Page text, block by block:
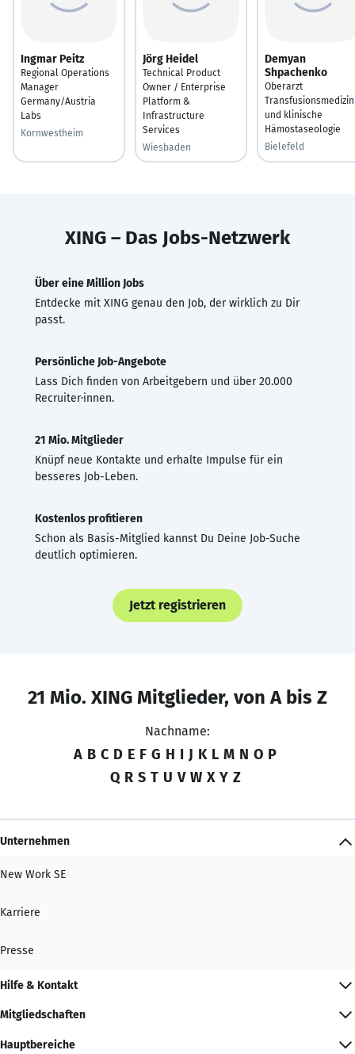
Ingmar Peitz
Regional Operations
Manager
Germany/Austria
Labs
Kornwestheim
Jörg Heidel
Technical Product
Owner / Enterprise
Platform &
Infrastructure
Services
Wiesbaden
Demyan
Shpachenko
Oberarzt
Transfusionsmedizin
und klinische
Hämostaseologie
Bielefeld
XING – Das Jobs-Netzwerk
Über eine Million Jobs
Entdecke mit XING genau den Job, der wirklich zu Dir
passt.
Persönliche Job-Angebote
Lass Dich finden von Arbeitgebern und über 20.000
Recruiter·innen.
21 Mio. Mitglieder
Knüpf neue Kontakte und erhalte Impulse für ein
besseres Job-Leben.
Kostenlos profitieren
Schon als Basis-Mitglied kannst Du Deine Job-Suche
deutlich optimieren.
Jetzt registrieren
21 Mio. XING Mitglieder, von A bis Z
Nachname:
A B C D E F G H I J K L M N O P
Q R S T U V W X Y Z
Unternehmen
New Work SE
Karriere
Presse
Hilfe & Kontakt
Mitgliedschaften
Hauptbereiche